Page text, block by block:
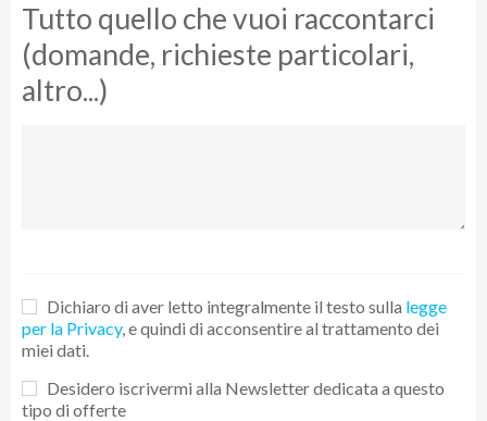
Tutto quello che vuoi raccontarci
(domande, richieste particolari,
altro...)
Dichiaro di aver letto integralmente il testo sulla legge
per la Privacy, e quindi di acconsentire al trattamento dei
miei dati.
Desidero iscrivermi alla Newsletter dedicata a questo
tipo di offerte